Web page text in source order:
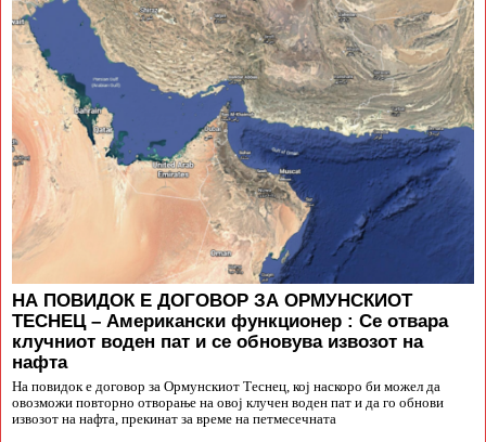
НА ПОВИДОК Е ДОГОВОР ЗА ОРМУНСКИОТ
ТЕСНЕЦ – Американски функционер : Се отвара
клучниот воден пат и се обновува извозот на
нафта
На повидок е договор за Ормунскиот Теснец, кој наскоро би можел да
овозможи повторно отворање на овој клучен воден пат и да го обнови
извозот на нафта, прекинат за време на петмесечната